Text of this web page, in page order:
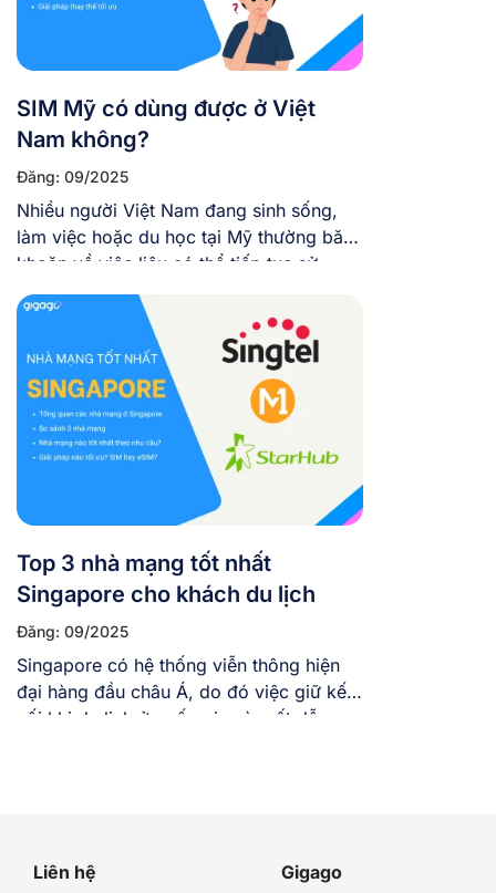
SIM Mỹ có dùng được ở Việt
Nam không?
Đăng: 09/2025
Nhiều người Việt Nam đang sinh sống,
làm việc hoặc du học tại Mỹ thường băn
khoăn về việc liệu có thể tiếp tục sử
dụng SIM của các nhà mạng Mỹ khi về
thăm Việt Nam không. Câu hỏi tưởng
đơn giản này thực tế lại phụ thuộc vào
loại SIM bạn đang sử […]
Top 3 nhà mạng tốt nhất
Singapore cho khách du lịch
Đăng: 09/2025
Singapore có hệ thống viễn thông hiện
đại hàng đầu châu Á, do đó việc giữ kết
nối khi du lịch ở quốc gia này rất dễ
Liên hệ
Gigago